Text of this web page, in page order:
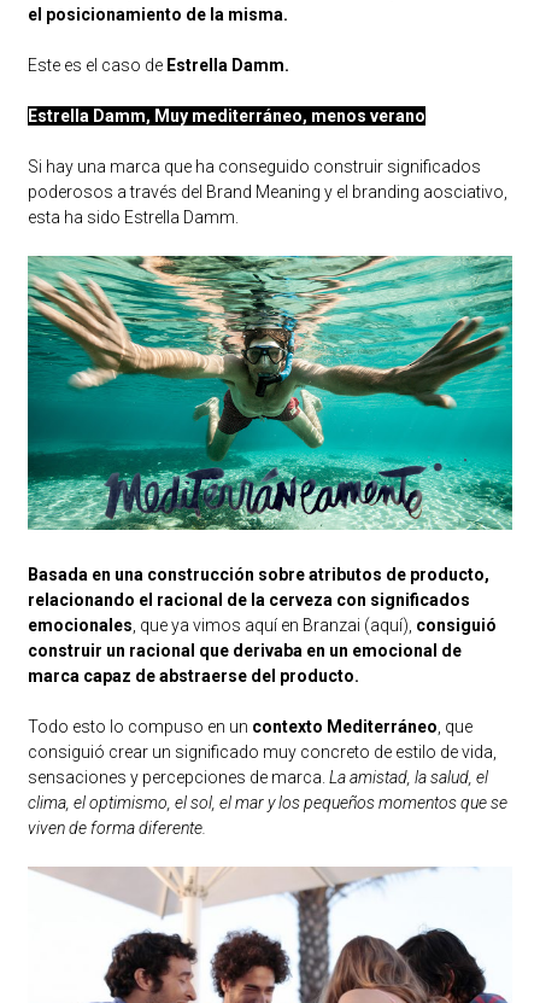
el posicionamiento de la misma.
Este es el caso de Estrella Damm.
Estrella Damm, Muy mediterráneo, menos verano
Si hay una marca que ha conseguido construir significados
poderosos a través del Brand Meaning y el branding aosciativo,
esta ha sido Estrella Damm.
Basada en una construcción sobre atributos de producto,
relacionando el racional de la cerveza con significados
emocionales , que ya vimos aquí en Branzai (aquí), consiguió
construir un racional que derivaba en un emocional de
marca capaz de abstraerse del producto.
Todo esto lo compuso en un contexto Mediterráneo , que
consiguió crear un significado muy concreto de estilo de vida,
sensaciones y percepciones de marca. La amistad, la salud, el
clima, el optimismo, el sol, el mar y los pequeños momentos que se
viven de forma diferente.